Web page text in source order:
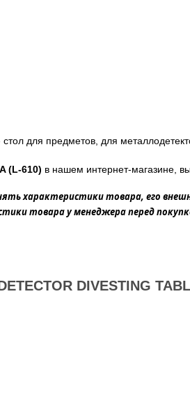
для предметов, для
(L-610) в нашем интернет-магазине,
характеристики товара, его
товара у менеджера перед
DIVESTING